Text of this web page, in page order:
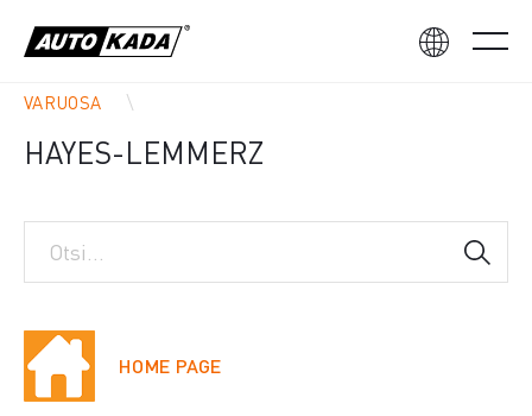
VARUOSA
HAYES-LEMMERZ
HOME PAGE